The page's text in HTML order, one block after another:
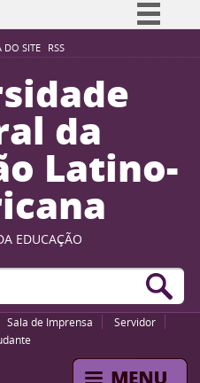
DO SITE RSS
Simplifique!
Participe
Acesso à informação
Legislação
Canais
da
Latino-
EDUCAÇÃO
Sala de Imprensa
Servidor